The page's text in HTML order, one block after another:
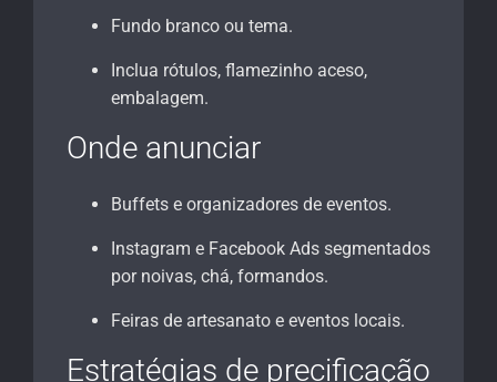
Fundo branco ou tema.
Inclua rótulos, flamezinho aceso,
embalagem.
Onde anunciar
Buffets e organizadores de eventos.
Instagram e Facebook Ads segmentados
por noivas, chá, formandos.
Feiras de artesanato e eventos locais.
Estratégias de precificação